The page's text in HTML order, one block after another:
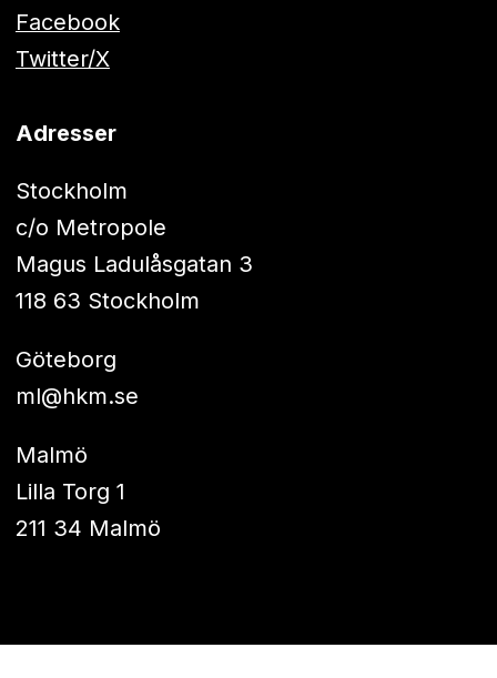
Facebook
Twitter/X
Adresser
Stockholm
c/o Metropole
Magus Ladulåsgatan 3
118 63 Stockholm
Göteborg
ml@hkm.se
Malmö
Lilla Torg 1
211 34 Malmö